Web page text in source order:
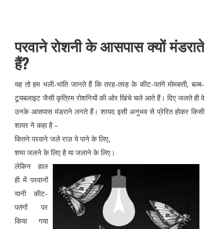
परवाने रोशनी के आसपास क्यों मंडराते
हैं?
यह तो हम भली-भांति जानते हैं कि तरह-तरह के कीट-पतंगे मोमबत्ती, बल्ब-
टूयबलाइट जैसी कृत्रिम रोशनियों की ओर खिंचे चले आते हैं। दिए जलते ही वे
उनके आसपास मंडराने लगते हैं। शायद इसी अनुभव से प्रेरित होकर किसी
शायर ने कहा है –
कितने परवाने जले राज़ ये पाने के लिए,
शमा जलने के लिए है या जलाने के लिए।
लेकिन हाल
ही में परवानों
यानी कीट-
पतंगों पर
किया गया